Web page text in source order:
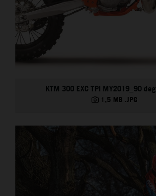
KTM 300 EXC TPI MY2019_90
1,5 MB .JPG